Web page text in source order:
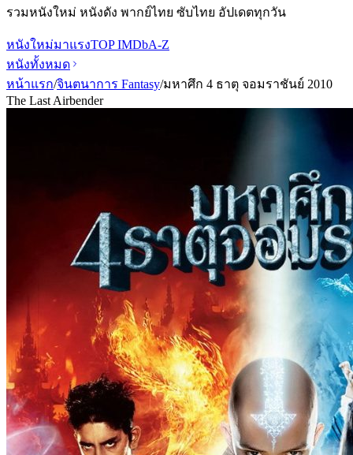
รวมหนังใหม่ หนังดัง พากย์ไทย ซับไทย อัปเดตทุกวัน
หนังใหม่มาแรงTOP IMDbA-Z
หนังทั้งหมด
หน้าแรก/จินตนาการ Fantasy/มหาศึก 4 ธาตุ จอมราชันย์ 2010
The Last Airbender